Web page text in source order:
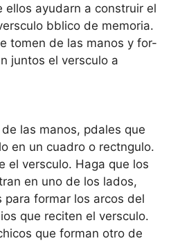
ellos ayudarn a construir el
bblico de memoria.
tomen de las manos y for-
juntos el versculo a
las manos, pdales que
en un cuadro o rectngulo.
el versculo. Haga que los
en uno de los lados,
para formar los arcos del
que reciten el versculo.
que forman otro de